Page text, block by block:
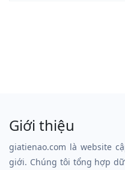
Giới thiệu
giatienao.com là website
giới. Chúng tôi tổng hợp